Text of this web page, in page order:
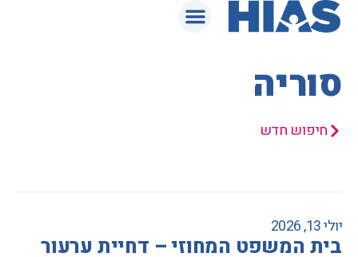
סוריה
חיפוש חדש
יולי 13, 2026
בית המשפט המחוזי – דחיית ערעור